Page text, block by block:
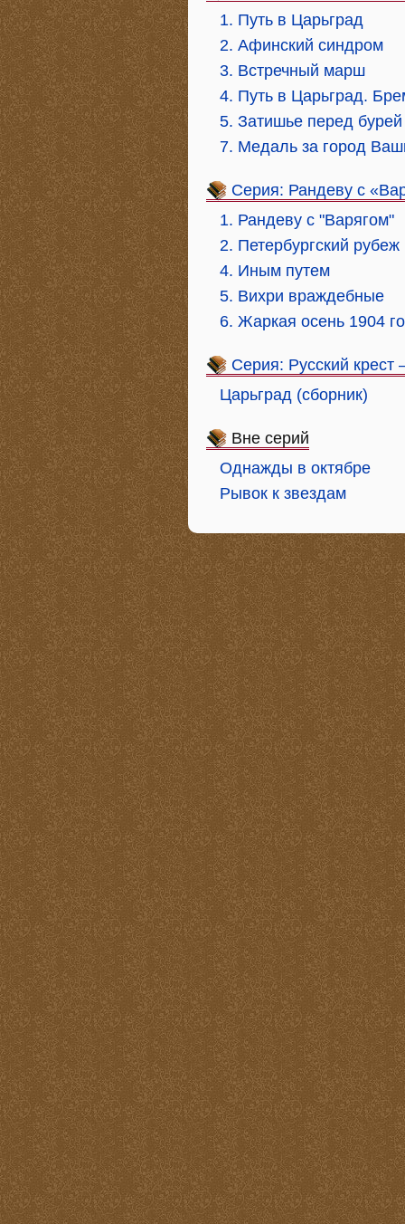
1. Путь в Царьград
2. Афинский синдром
3. Встречный марш
4. Путь в Царьград.
5. Затишье перед бурей
7. Медаль за город
Серия: Рандеву с
1. Рандеву с "Варягом"
2. Петербургский рубеж
4. Иным путем
5. Вихри враждебные
6. Жаркая осень 1904
Серия: Русский
Царьград (сборник)
Вне серий
Однажды в октябре
Рывок к звездам